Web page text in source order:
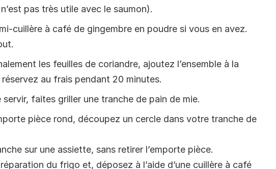
pas très utile avec le saumon).
cuillère à café de gingembre en poudre si vous en avez.
les feuilles de coriandre, ajoutez l’ensemble à la
au frais pendant 20 minutes.
servir, faites griller une tranche de pain de mie.
pièce rond, découpez un cercle dans votre tranche de
sur une assiette, sans retirer l’emporte pièce.
du frigo et, déposez à l’aide d’une cuillère à café